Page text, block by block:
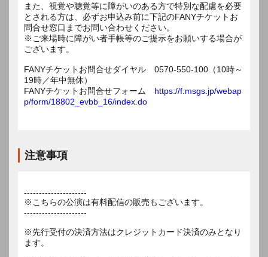
また、視覚や聴覚等に障がいのある方で特別な配慮を必要
とされる方は、必ずお申込み前に下記のFANYチケットお
問合せ窓口までお問い合わせください。
※ご来場時に障がい者手帳等のご提示をお願いする場合が
ございます。
FANYチケットお問合せダイヤル 0570-550-100（10時～
19時／年中無休）
FANYチケットお問合せフォーム https://f.msgs.jp/webap
p/form/18802_evbb_16/index.do
注意事項
---------------------
※こちらの公演は有料配信の販売もございます。
---------------------
※先行受付の決済方法はクレジットカード決済のみとなり
ます。